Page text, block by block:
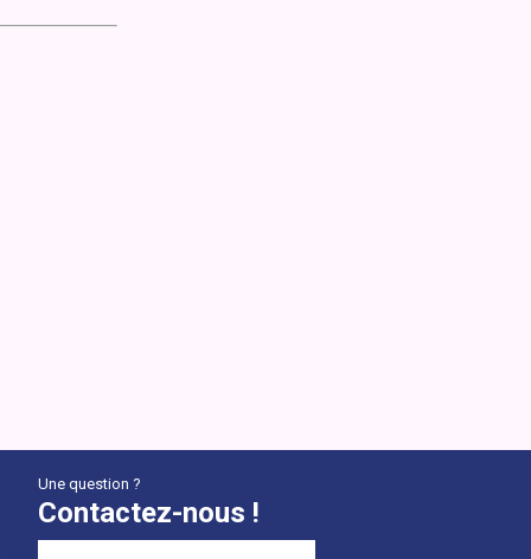
Une question ?
Contactez-nous !